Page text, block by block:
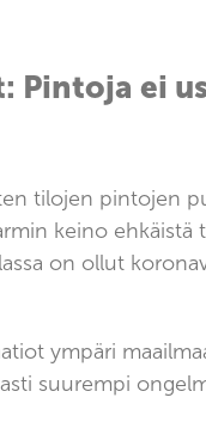
ei
tilojen pintojen
keino
on ollut
ympäri
suurempi